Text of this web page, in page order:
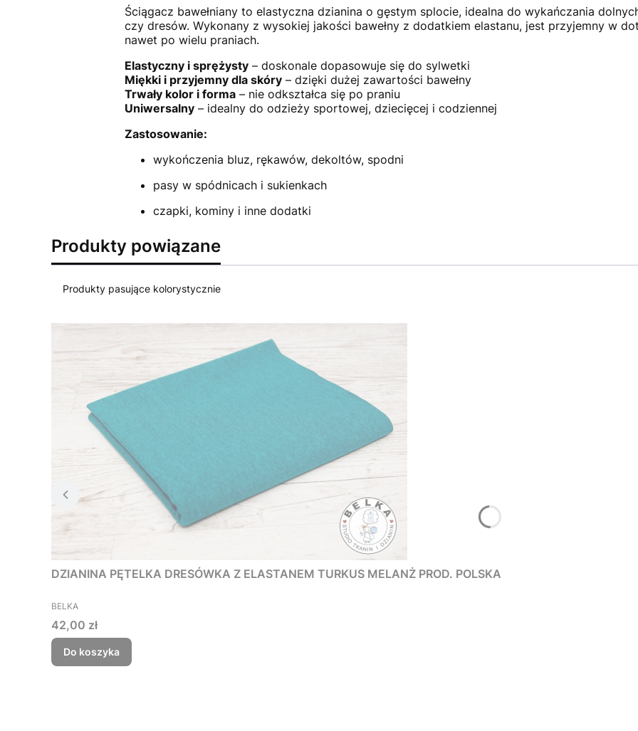
Ściągacz bawełniany to elastyczna dzianina o gęstym splocie, idealna do wykańczania
czy dresów. Wykonany z wysokiej jakości bawełny z dodatkiem elastanu, jest przyjemny w
nawet po wielu praniach.
Elastyczny i sprężysty– doskonale dopasowuje się do sylwetki
Miękki i przyjemny dla skóry– dzięki dużej zawartości bawełny
Trwały kolor i forma– nie odkształca się po praniu
Uniwersalny– idealny do odzieży sportowej, dziecięcej i codziennej
Zastosowanie:
wykończenia bluz, rękawów, dekoltów, spodni
pasy w spódnicach i sukienkach
czapki, kominy i inne dodatki
Produkty powiązane
Produkty pasujące kolorystycznie
DZIANINA PĘTELKA DRESÓWKA Z ELASTANEM TURKUS MELANŻ PROD. POLSKA
PRODUCENT
BELKA
Cena
42,00 zł
Do koszyka